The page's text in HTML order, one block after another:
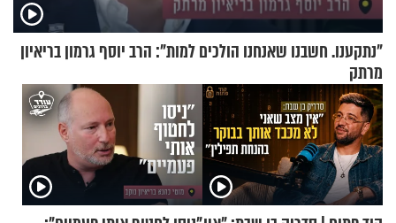
"נתקענו. חשבנו שאנחנו הולכים למות": הרב יוסף גרמון בריאיון
מרתק